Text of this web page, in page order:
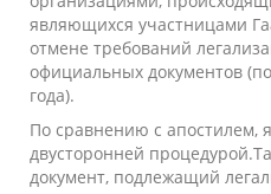
являющихся участницами
отмене требований
официальных документов
года).
По сравнению с апостилем,
двусторонней
документ, подлежащий